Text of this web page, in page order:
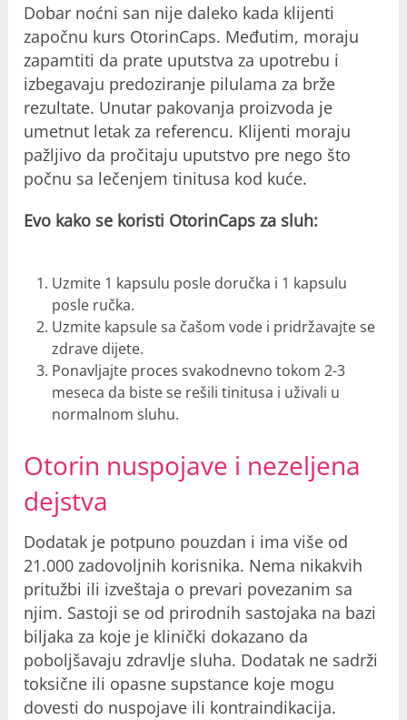
Dobar noćni san nije daleko kada klijenti
započnu kurs OtorinCaps. Međutim, moraju
zapamtiti da prate uputstva za upotrebu i
izbegavaju predoziranje pilulama za brže
rezultate. Unutar pakovanja proizvoda je
umetnut letak za referencu. Klijenti moraju
pažljivo da pročitaju uputstvo pre nego što
počnu sa lečenjem tinitusa kod kuće.
Evo kako se koristi OtorinCaps za sluh:
Uzmite 1 kapsulu posle doručka i 1 kapsulu
posle ručka.
Uzmite kapsule sa čašom vode i pridržavajte se
zdrave dijete.
Ponavljajte proces svakodnevno tokom 2-3
meseca da biste se rešili tinitusa i uživali u
normalnom sluhu.
Otorin nuspojave i nezeljena
dejstva
Dodatak je potpuno pouzdan i ima više od
21.000 zadovoljnih korisnika. Nema nikakvih
pritužbi ili izveštaja o prevari povezanim sa
njim. Sastoji se od prirodnih sastojaka na bazi
biljaka za koje je klinički dokazano da
poboljšavaju zdravlje sluha. Dodatak ne sadrži
toksične ili opasne supstance koje mogu
dovesti do nuspojave ili kontraindikacija.